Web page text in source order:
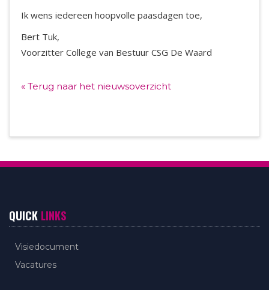
Ik wens iedereen hoopvolle paasdagen toe,
Bert Tuk,
Voorzitter College van Bestuur CSG De Waard
« Terug naar het nieuwsoverzicht
QUICK LINKS
Visiedocument
Vacatures